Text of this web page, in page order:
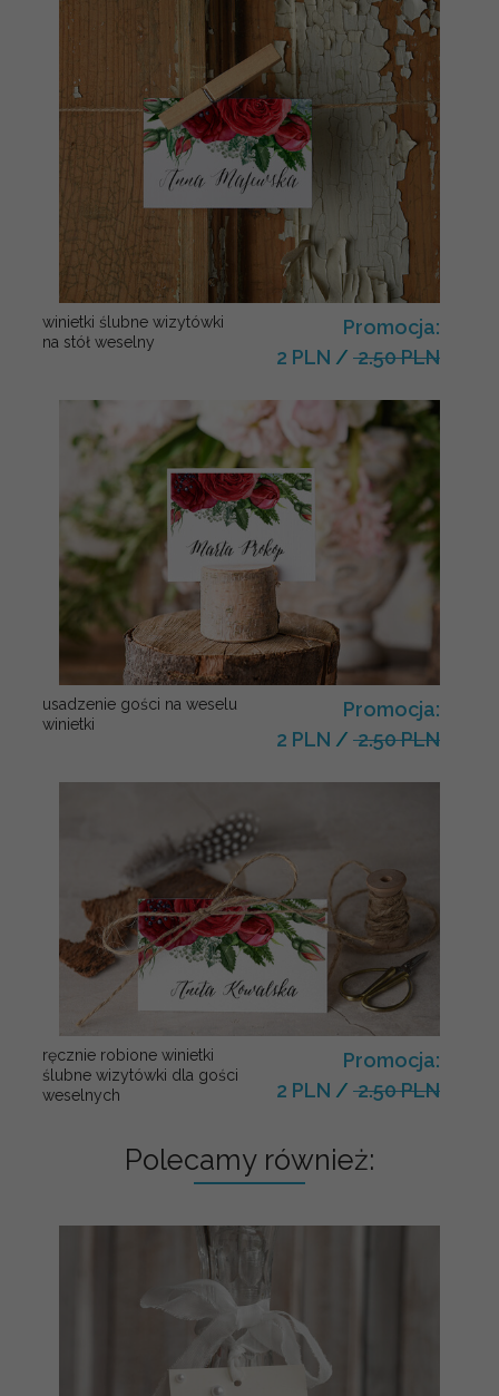
winietki ślubne wizytówki
na stół weselny
Promocja:
2 PLN / 2.50 PLN
usadzenie gości na weselu
winietki
Promocja:
2 PLN / 2.50 PLN
ręcznie robione winietki
ślubne wizytówki dla gości
weselnych
Promocja:
2 PLN / 2.50 PLN
Polecamy również: